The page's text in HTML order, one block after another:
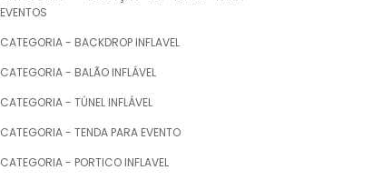
STAND TENDA INFLÁVEL
TENDA CHAPÉU DE BRUXA PARA
EVENTOS
CATEGORIA - BACKDROP INFLAVEL
CATEGORIA - BALÃO INFLÁVEL
CATEGORIA - TÚNEL INFLÁVEL
CATEGORIA - TENDA PARA EVENTO
CATEGORIA - PORTICO INFLAVEL